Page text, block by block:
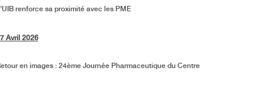
renforce sa proximité avec les PME
Avril 2026
en images : 24ème Journée Pharmaceutique du Centre